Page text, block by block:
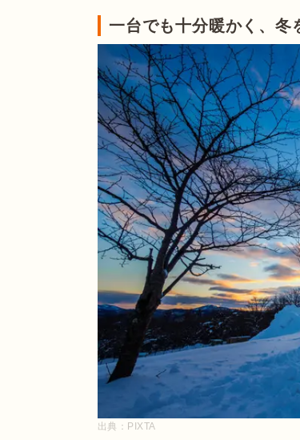
一台でも十分暖かく、冬
出典： PIXTA